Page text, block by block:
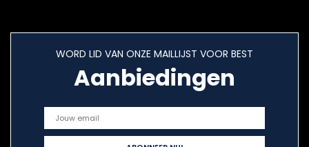
WORD LID VAN ONZE MAILLIJST VOOR BEST
Aanbiedingen